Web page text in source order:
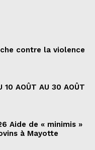
contre la violence
10 AOÛT AU 30 AOÛT
Aide de « minimis »
à Mayotte